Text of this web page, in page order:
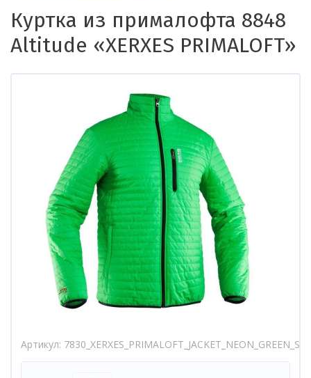
Куртка из прималофта 8848
Altitude «XERXES PRIMALOFT»
Артикул 7830_XERXES_PRIMALOFT_JACKET_NEON_GREEN_S